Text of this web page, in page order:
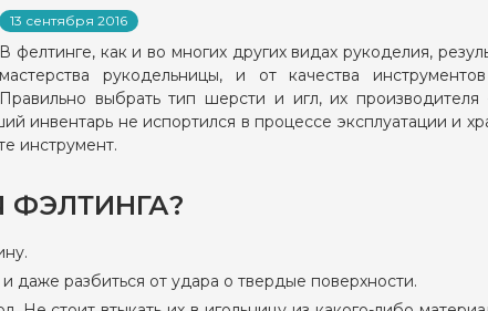
13 сентября 2016
В фелтинге, как и во многих других видах рукоделия,
мастерства рукодельницы, и от качества
Правильно выбрать тип шерсти и игл, их
инвентарь не испортился в процессе эксплуатации и
инструмент.
ФЭЛТИНГА?
даже разбиться от удара о твердые поверхности.